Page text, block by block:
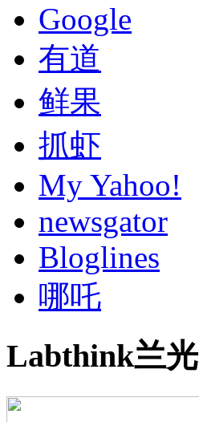
Google
有道
鲜果
抓虾
My Yahoo!
newsgator
Bloglines
哪吒
Labthink兰光